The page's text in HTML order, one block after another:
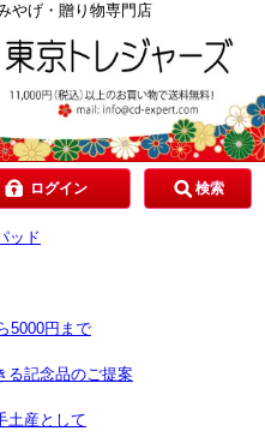
やげ・贈り物専門店
ログイン 検索
ッド
5000円まで
る記念品のご提案
土産として
ご予算で選ぶ
贈り先で選ぶ